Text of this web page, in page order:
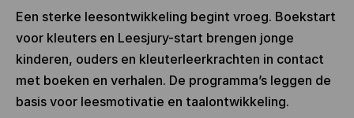
Een sterke leesontwikkeling begint vroeg. Boekstart
voor kleuters en Leesjury-start brengen jonge
kinderen, ouders en kleuterleerkrachten in contact
met boeken en verhalen. De programma’s leggen de
basis voor leesmotivatie en taalontwikkeling.